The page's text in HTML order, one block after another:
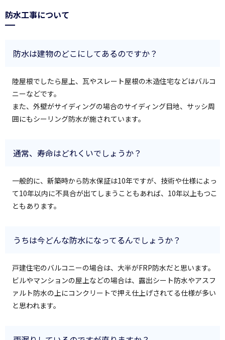
防水工事について
防水は建物のどこにしてあるのですか？
陸屋根でしたら屋上、瓦やスレート屋根の木造住宅などはバルコ
ニーなどです。
また、外壁がサイディングの場合のサイディング目地、サッシ周
囲にもシーリング防水が施されています。
通常、寿命はどれくいでしょうか？
一般的に、新築時から防水保証は10年ですが、技術や仕様によっ
て10年以内に不具合が出てしまうこともあれば、10年以上もつこ
ともあります。
うちは今どんな防水になってるんでしょうか？
戸建住宅のバルコニーの場合は、大半がFRP防水だと思います。
ビルやマンションの屋上などの場合は、露出シート防水やアスフ
ァルト防水の上にコンクリートで押え仕上げされてる仕様が多い
と思われます。